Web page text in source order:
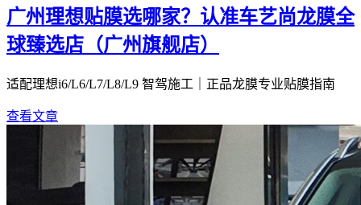
广州理想贴膜选哪家？认准车艺尚龙膜全
球臻选店（广州旗舰店）
适配理想i6/L6/L7/L8/L9 智驾施工｜正品龙膜专业贴膜指南
查看文章